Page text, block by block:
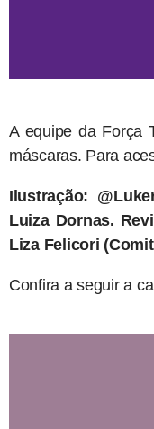
A equipe da Força
máscaras. Para
Ilustração:
Luiza Dornas.
Liza Felicori
Confira a seguir a